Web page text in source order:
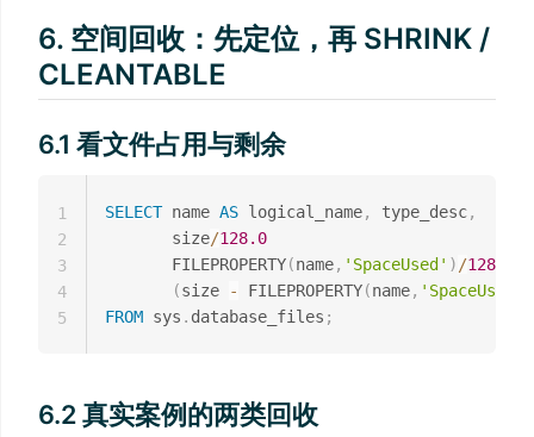
6. 空间回收：先定位，再 SHRINK /
CLEANTABLE
6.1 看文件占用与剩余
SELECT name AS logical_name, type_desc,
       size
/128.0
       FILEPROPERTY
(name, 'SpaceUsed' )/128.0
(size - FILEPROPERTY(name, 'SpaceUsed'
FROM sys . database_files ;
1
2
3
4
5
6.2 真实案例的两类回收